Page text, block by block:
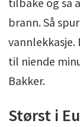
brann. Så
vannlekkasje.
til niende
Bakker.
Størst i